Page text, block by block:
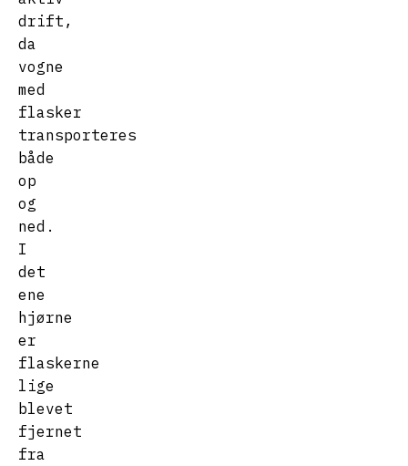
drift,
da
vogne
med
flasker
transporteres
både
op
og
ned.
I
det
ene
hjørne
er
flaskerne
lige
blevet
fjernet
fra